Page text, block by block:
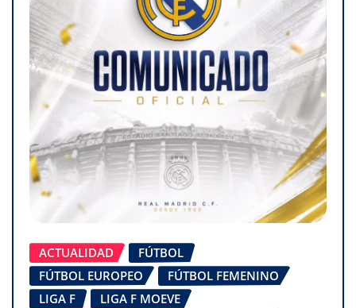
ACTUALIDAD
FÚTBOL
FÚTBOL EUROPEO
FÚTBOL FEMENINO
LIGA F
LIGA F MOEVE